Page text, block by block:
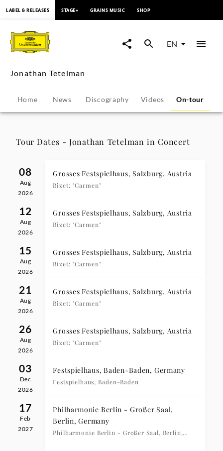
Jonathan
Tetelman
Tour
Dates
Deutsche
Grammophon
LABEL & RELEASES STAGE+ GRAINS MUSIC SHOP
EN
Jonathan Tetelman
Home News Discography Videos On-tour
Tour Dates - Jonathan Tetelman in Concert
08
Aug
2026
Grosses Festspielhaus, Salzburg, Austria
Bizet: "Carmen"
12
Aug
2026
Grosses Festspielhaus, Salzburg, Austria
Bizet: "Carmen"
15
Aug
2026
Grosses Festspielhaus, Salzburg, Austria
Bizet: "Carmen"
21
Aug
2026
Grosses Festspielhaus, Salzburg, Austria
Bizet: "Carmen"
26
Aug
2026
Grosses Festspielhaus, Salzburg, Austria
Bizet: "Carmen"
03
Dec
2026
Festspielhaus, Baden-Baden, Germany
Festspielhaus, Baden-Baden
17
Feb
2027
Philharmonie Berlin - Großer Saal,
Berlin, Germany
Philharmonie Berlin - Großer Saal, Berlin,